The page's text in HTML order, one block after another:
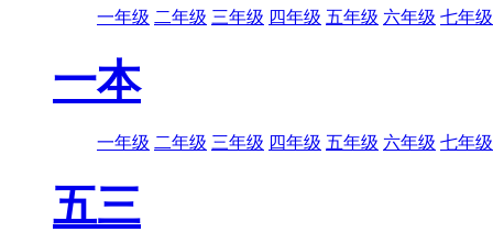
一年级 二年级 三年级 四年级 五年级 六年级 七年级
一本
一年级 二年级 三年级 四年级 五年级 六年级 七年级
五三